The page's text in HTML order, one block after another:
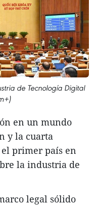
de Tecnología Digital
en un mundo
y la cuarta
primer país en
la industria de
legal sólido